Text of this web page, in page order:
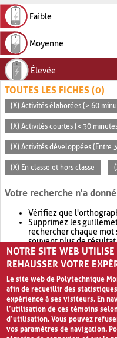
Faible
Moyenne
Élevée
TOUTES LES FICHES (0)
(X) Activités élaborées (> 60
(X) Activités courtes (< 30
(X) Activités développées (Entre
(X) En classe et hors classe
Votre recherche n'a
Vérifiez que
Supprimez les
rechercher chaque mot
souvent plus de
Envisagez d'élargir
retournera souvent
NOTRE SITE WEB
REHAUSSER VOTRE
Le site web de Polytechnique
afin de recueillir des
expérience à ses visiteurs. En
l’utilisation de ces témoins
d’utilisation. Vous pouvez
vos paramètres de navigation.